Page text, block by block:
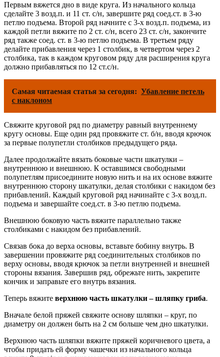
Первым вяжется дно в виде круга. Из начального кольца
сделайте 3 возд.п. и 11 ст. с/н, завершите ряд соед.ст. в 3-ю
петлю подъема. Второй ряд начните с 3-х возд.п. подъема, из
каждой петли вяжите по 2 ст. с/н, всего 23 ст. с/н, закончите
ряд также соед. ст. в 3-ю петлю подъема. В третьем ряду
делайте прибавления через 1 столбик, в четвертом через 2
столбика, так в каждом круговом ряду для расширения круга
должно прибавляться по 12 ст.с/н.
Самая читаемая статья за сегодня: Убавление петель
с наклоном
Свяжите круговой ряд по диаметру равный внутреннему
кругу основы. Еще один ряд провяжите ст. б/н, вводя крючок
за первые полупетли столбиков предыдущего ряда.
Далее продолжайте вязать боковые части шкатулки –
внутреннюю и внешнюю. К оставшимся свободными
полупетлям присоедините новую нить и на их основе вяжите
внутреннюю сторону шкатулки, делая столбики с накидом без
прибавлений. Каждый круговой ряд начинайте с 3-х возд.п.
подъема и завершайте соед.ст. в 3-ю петлю подъема.
Внешнюю боковую часть вяжите параллельно также
столбиками с накидом без прибавлений.
Связав бока до верха основы, вставьте бобину внутрь. В
завершении провяжите ряд соединительных столбиков по
верху основы, вводя крючок за петли внутренней и внешней
стороны вязания. Завершив ряд, обрежьте нить, закрепите
кончик и заправьте его внутрь вязания.
Теперь вяжите верхнюю часть шкатулки – шляпку гриба.
Вначале белой пряжей свяжите основу шляпки – круг, по
диаметру он должен быть на 2 см больше чем дно шкатулки.
Верхнюю часть шляпки вяжите пряжей коричневого цвета, а
чтобы придать ей форму чашечки из начального кольца